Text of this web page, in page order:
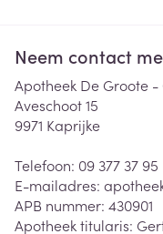
Neem contact
Apotheek De Groote -
Aveschoot 15
9971 Kaprijke
Telefoon: 09 377 37 95
E-mailadres:
APB nummer: 430901
Apotheek titularis: